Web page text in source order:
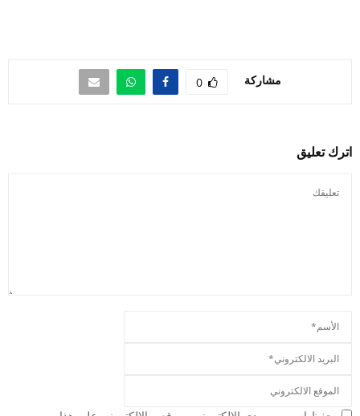
مشاركة 0
اترك تعليق